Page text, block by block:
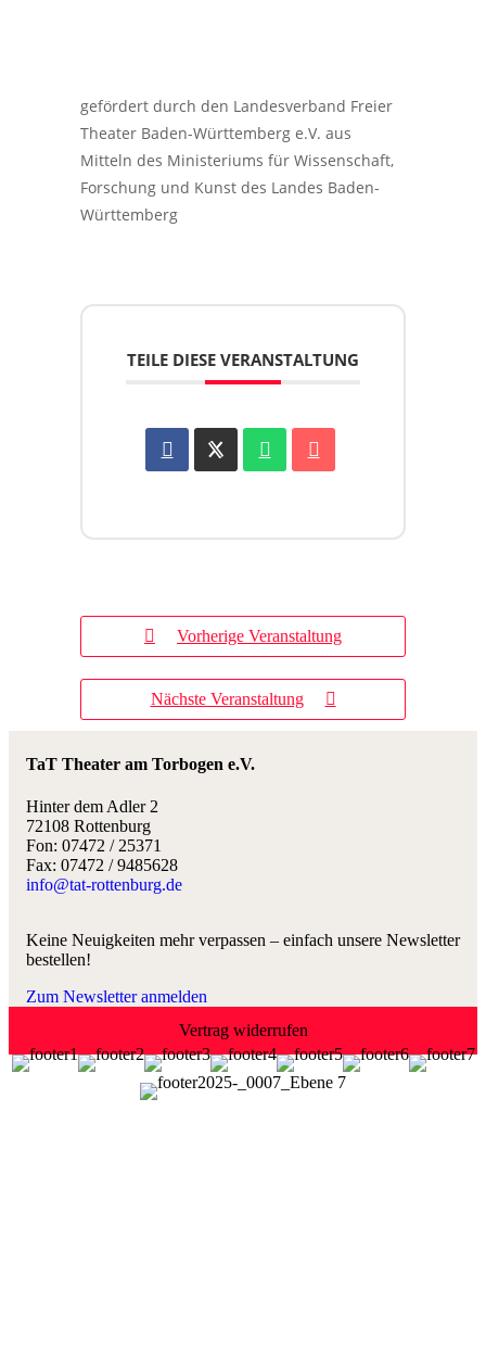
gefördert durch den Landesverband Freier
Theater Baden-Württemberg e.V. aus
Mitteln des Ministeriums für Wissenschaft,
Forschung und Kunst des Landes Baden-
Württemberg
TEILE DIESE VERANSTALTUNG
Vorherige Veranstaltung
Nächste Veranstaltung
TaT Theater am Torbogen e.V.
Hinter dem Adler 2
72108 Rottenburg
Fon: 07472 / 25371
Fax: 07472 / 9485628
info@tat-rottenburg.de
Keine Neuigkeiten mehr verpassen – einfach unsere Newsletter
bestellen!
Zum Newsletter anmelden
Vertrag widerrufen